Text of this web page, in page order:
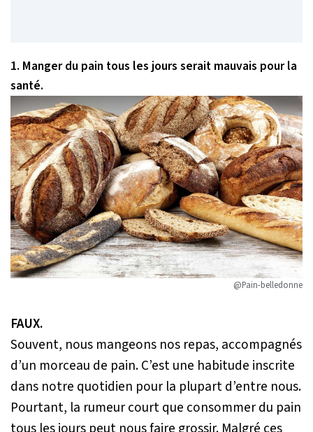
1. Manger du pain tous les jours serait mauvais pour la
santé.
@Pain-belledonne
FAUX.
Souvent, nous mangeons nos repas, accompagnés
d’un morceau de pain. C’est une habitude inscrite
dans notre quotidien pour la plupart d’entre nous.
Pourtant, la rumeur court que consommer du pain